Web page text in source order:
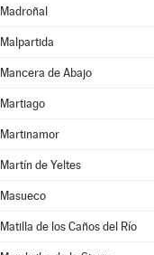
Madroñal
Malpartida
Mancera de Abajo
Martiago
Martinamor
Martín de Yeltes
Masueco
Matilla de los Caños del Río